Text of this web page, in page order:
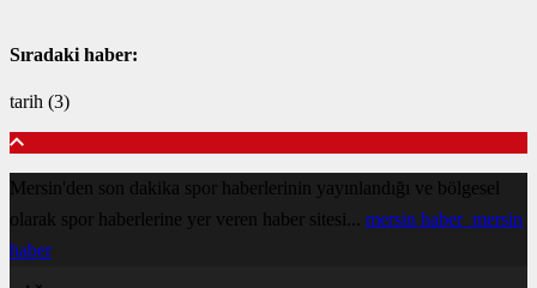
Sıradaki haber:
tarih (3)
Mersin'den son dakika spor haberlerinin yayınlandığı ve bölgesel
olarak spor haberlerine yer veren haber sitesi... mersin haber mersin
haber